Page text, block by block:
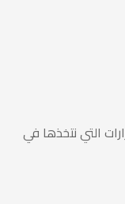
التي نتخذها في